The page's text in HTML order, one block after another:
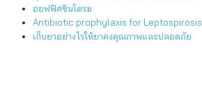
ออฟฟิศซินโดรม
Antibiotic prophylaxis for Leptospirosis
เก็บยาอย่างไรให้ยาคงคุณภาพและปลอดภัย